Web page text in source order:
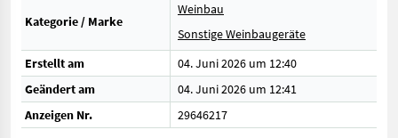
Kategorie / Marke
Weinbau
Sonstige Weinbaugeräte
Erstellt am
04. Juni 2026 um 12:40
Geändert am
04. Juni 2026 um 12:41
Anzeigen Nr.
29646217